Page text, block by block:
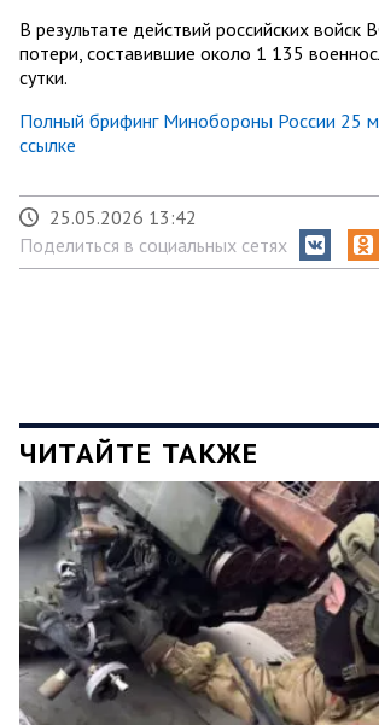
В результате действий российских войск
потери, составившие около 1 135
сутки.
Полный брифинг Минобороны России 25
ссылке
25.05.2026 13:42
Поделиться в социальных сетях
ЧИТАЙТЕ ТАКЖЕ